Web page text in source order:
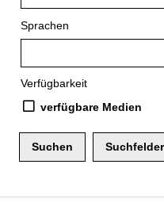
Sprachen
Verfügbarkeit
verfügbare Medien